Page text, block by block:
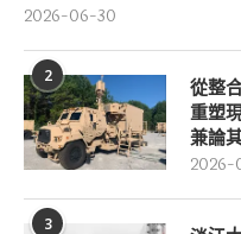
2026-06-30
2
從整
重塑
兼論
2026-
3